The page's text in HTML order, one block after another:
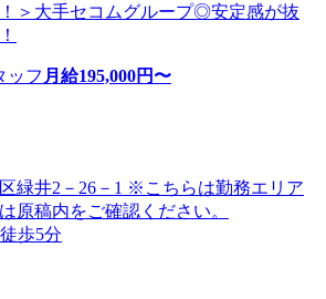
＞大手セコムグループ◎安定感が抜
ッフ 月給195,000円〜
緑井2－26－1 ※こちらは勤務エリア
原稿内をご確認ください。
歩5分